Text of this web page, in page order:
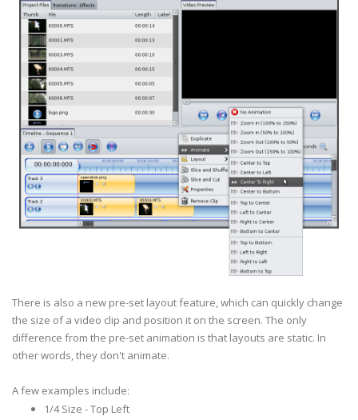
There is also a new pre-set layout feature, which can quickly change
the size of a video clip and position it on the screen. The only
difference from the pre-set animation is that layouts are static. In
other words, they don't animate.
A few examples include:
1/4 Size - Top Left